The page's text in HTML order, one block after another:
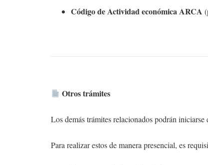
Código de Actividad económica ARCA
Otros trámites
Los demás trámites relacionados podrán
Para realizar estos de manera presencial, es